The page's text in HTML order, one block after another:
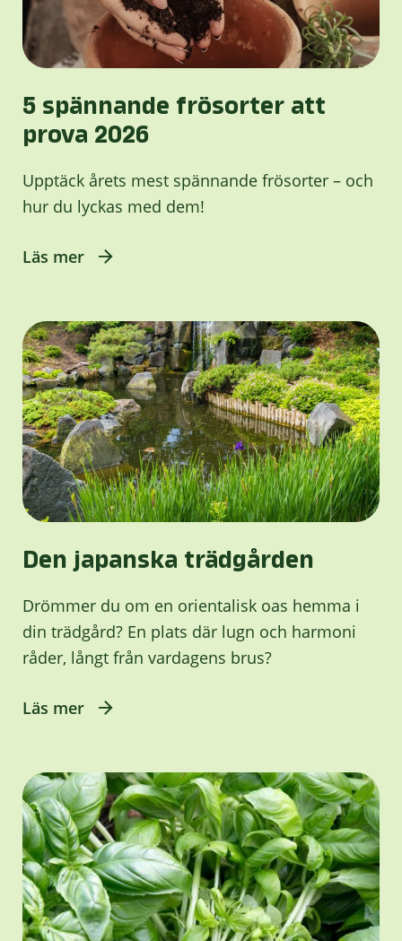
5 spännande frösorter att
prova 2026
Upptäck årets mest spännande frösorter – och
hur du lyckas med dem!
Läs mer
Den japanska trädgården
Drömmer du om en orientalisk oas hemma i
din trädgård? En plats där lugn och harmoni
råder, långt från vardagens brus?
Läs mer